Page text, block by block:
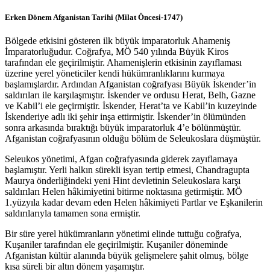
Erken Dönem Afganistan Tarihi (Milat Öncesi-1747)
Bölgede etkisini gösteren ilk büyük imparatorluk Ahameniş
İmparatorluğudur. Coğrafya, MÖ 540 yılında Büyük Kiros
tarafından ele geçirilmiştir. Ahamenişlerin etkisinin zayıflaması
üzerine yerel yöneticiler kendi hükümranlıklarını kurmaya
başlamışlardır. Ardından Afganistan coğrafyası Büyük İskender’in
saldırıları ile karşılaşmıştır. İskender ve ordusu Herat, Belh, Gazne
ve Kabil’i ele geçirmiştir. İskender, Herat’ta ve Kabil’in kuzeyinde
İskenderiye adlı iki şehir inşa ettirmiştir. İskender’in ölümünden
sonra arkasında bıraktığı büyük imparatorluk 4’e bölünmüştür.
Afganistan coğrafyasının olduğu bölüm de Seleukoslara düşmüştür.
Seleukos yönetimi, Afgan coğrafyasında giderek zayıflamaya
başlamıştır. Yerli halkın sürekli isyan tertip etmesi, Chandragupta
Maurya önderliğindeki yeni Hint devletinin Seleukoslara karşı
saldırıları Helen hâkimiyetini bitirme noktasına getirmiştir. MÖ
1.yüzyıla kadar devam eden Helen hâkimiyeti Partlar ve Eşkanilerin
saldırılarıyla tamamen sona ermiştir.
Bir süre yerel hükümranların yönetimi elinde tuttuğu coğrafya,
Kuşaniler tarafından ele geçirilmiştir. Kuşaniler döneminde
Afganistan kültür alanında büyük gelişmelere şahit olmuş, bölge
kısa süreli bir altın dönem yaşamıştır.